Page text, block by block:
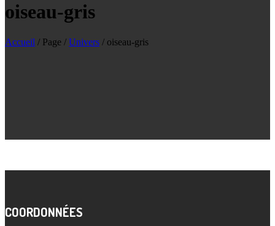
oiseau-gris
Accueil / Page / Univers / oiseau-gris
COORDONNÉES